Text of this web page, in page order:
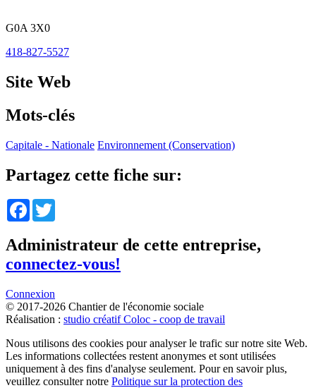
G0A 3X0
418-827-5527
Site Web
Mots-clés
Capitale - Nationale Environnement (Conservation)
Partagez cette fiche sur:
Facebook
Administrateur de cette entreprise,
connectez-vous!
Connexion
© 2017-2026 Chantier de l'économie sociale
Réalisation : studio créatif Coloc - coop de travail
Nous utilisons des cookies pour analyser le trafic sur notre site Web.
Les informations collectées restent anonymes et sont utilisées
uniquement à des fins d'analyse seulement. Pour en savoir plus,
veuillez consulter notre Politique sur la protection des